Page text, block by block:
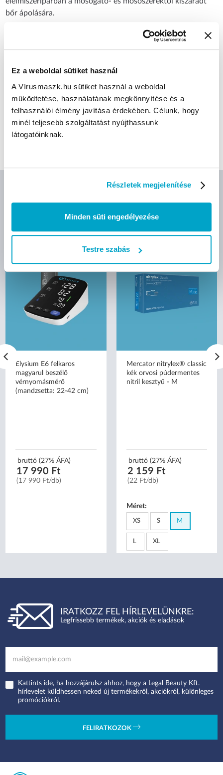
Ez a weboldal sütiket használ
A Vírusmaszk.hu sütiket használ a weboldal
működtetése, használatának megkönnyítése és a
felhasználói élmény javítása érdekében. Célunk, hogy
minél teljesebb szolgáltatást nyújthassunk
látogatóinknak.
Részletek megjelenítése
Minden süti engedélyezése
Testre szabás
bőr ápolására.
Kézmosás után egyenletesen, vékony rétegben kenjük fel a
krémet.
CÍMKÉK
Brado Kézápoló krém Bradocare kézkrém
AJÁNLOTT TERMÉKEK
Elysium E6 felkaros
magyarul beszélő
vérnyomásmérő
(mandzsetta: 22-42 cm)
bruttó (27% ÁFA)
17 990 Ft
(17 990 Ft/db)
Mercator nitrylex® classic
kék orvosi púdermentes
nitril kesztyű - M
bruttó (27% ÁFA)
2 159 Ft
(22 Ft/db)
Méret:
XS S M
L XL
IRATKOZZ FEL HÍRLEVELÜNKRE:
Legfrissebb termékek, akciók és eladások
Kattints ide, ha hozzájárulsz ahhoz, hogy a Legal Beauty Kft.
hírlevelet küldhessen neked új termékekről, akciókról, különleges
promóciókról.
FELIRATKOZOK